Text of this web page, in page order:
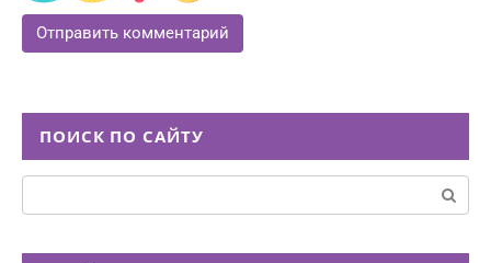
ПОИСК ПО САЙТУ
Поиск: